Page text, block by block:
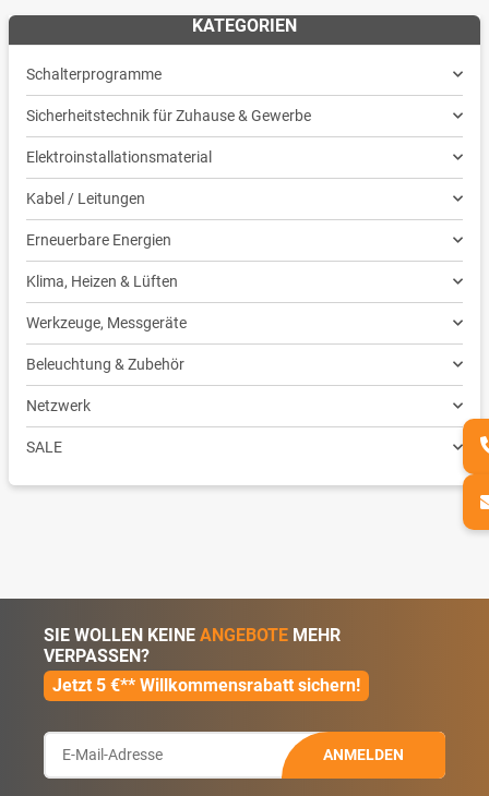
KATEGORIEN
Schalterprogramme
Sicherheitstechnik für Zuhause & Gewerbe
Elektroinstallationsmaterial
Kabel / Leitungen
Erneuerbare Energien
Klima, Heizen & Lüften
Werkzeuge, Messgeräte
Beleuchtung & Zubehör
Netzwerk
SALE
SIE WOLLEN KEINE ANGEBOTE MEHR
VERPASSEN?
Jetzt 5 €** Willkommensrabatt sichern!
ANMELDEN